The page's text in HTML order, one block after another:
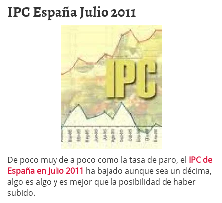
IPC España Julio 2011
De poco muy de a poco como la tasa de paro, el IPC de
España en Julio 2011 ha bajado aunque sea un décima,
algo es algo y es mejor que la posibilidad de haber
subido.